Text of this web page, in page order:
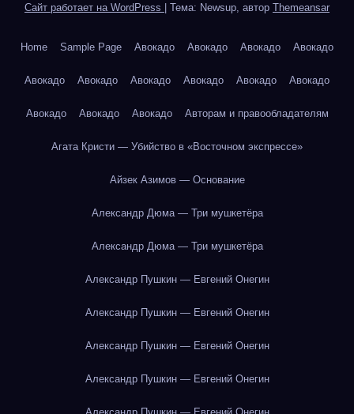
Сайт работает на WordPress Тема: Newsup, автор Themeansar
Home Sample Page Авокадо Авокадо Авокадо Авокадо
Авокадо Авокадо Авокадо Авокадо Авокадо Авокадо
Авокадо Авокадо Авокадо Авторам и правообладателям
Агата Кристи — Убийство в «Восточном экспрессе»
Айзек Азимов — Основание
Александр Дюма — Три мушкетёра
Александр Дюма — Три мушкетёра
Александр Пушкин — Евгений Онегин
Александр Пушкин — Евгений Онегин
Александр Пушкин — Евгений Онегин
Александр Пушкин — Евгений Онегин